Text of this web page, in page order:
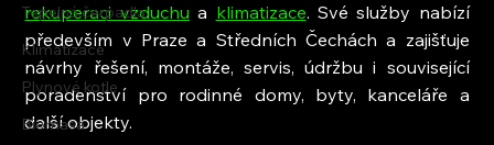
Tepelná čerpadla
Klimatizace
Plynové kotle
Biomasa
rekuperaci vzduchu a klimatizace. Své služby nabízí
především v Praze a Středních Čechách a zajišťuje
návrhy řešení, montáže, servis, údržbu i související
poradenství pro rodinné domy, byty, kanceláře a
další objekty.